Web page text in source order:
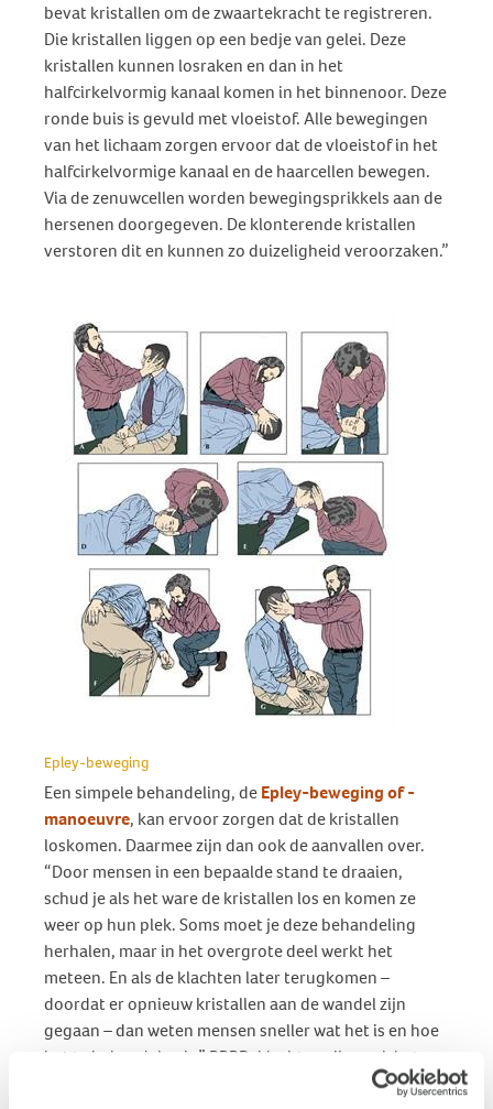
bevat kristallen om de zwaartekracht te registreren.
Die kristallen liggen op een bedje van gelei. Deze
kristallen kunnen losraken en dan in het
halfcirkelvormig kanaal komen in het binnenoor. Deze
ronde buis is gevuld met vloeistof. Alle bewegingen
van het lichaam zorgen ervoor dat de vloeistof in het
halfcirkelvormige kanaal en de haarcellen bewegen.
Via de zenuwcellen worden bewegingsprikkels aan de
hersenen doorgegeven. De klonterende kristallen
verstoren dit en kunnen zo duizeligheid veroorzaken.”
Epley-beweging
Een simpele behandeling, deEpley-beweging of -
manoeuvre, kan ervoor zorgen dat de kristallen
loskomen. Daarmee zijn dan ook de aanvallen over.
“Door mensen in een bepaalde stand te draaien,
schud je als het ware de kristallen los en komen ze
weer op hun plek. Soms moet je deze behandeling
herhalen, maar in het overgrote deel werkt het
meteen. En als de klachten later terugkomen –
doordat er opnieuw kristallen aan de wandel zijn
gegaan – dan weten mensen sneller wat het is en hoe
het te behandelen is.” BPPD-klachten zijn vaak het
heftigst als er langere tijd niet is bewogen. Ook is het